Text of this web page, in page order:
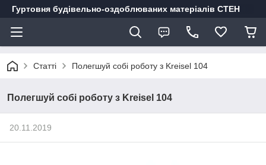
Гуртовня будівельно-оздоблюваних матеріалів СТЕН
Статті Полегшуй собі роботу з Kreisel 104
Полегшуй собі роботу з Kreisel 104
20.11.2019